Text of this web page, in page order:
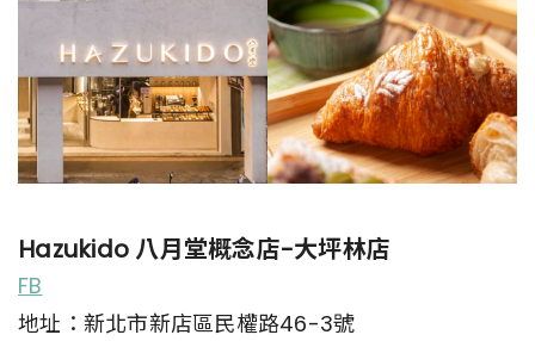
Hazukido 八月堂概念店-大坪林店
FB
地址：新北市新店區民權路46-3號